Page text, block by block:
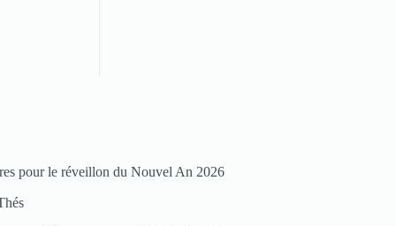
pour le réveillon du Nouvel An 2026